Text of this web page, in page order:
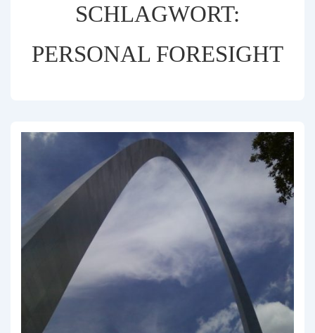
SCHLAGWORT:
PERSONAL FORESIGHT